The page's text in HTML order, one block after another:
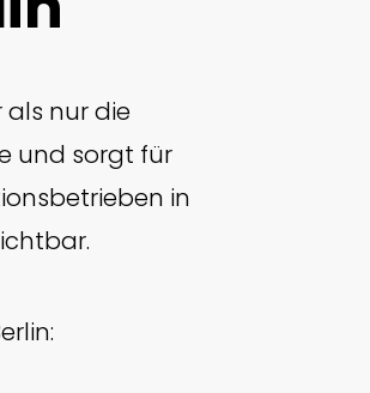
nur die
und sorgt für
in